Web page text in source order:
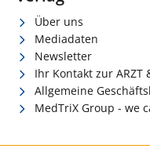
Über uns
Mediadaten
Newsletter
Ihr Kontakt zur ARZT
Allgemeine
MedTriX Group - we